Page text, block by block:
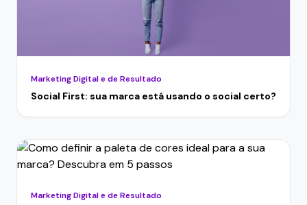
Marketing Digital e de Resultado
Social First: sua marca está usando o social certo?
Marketing Digital e de Resultado